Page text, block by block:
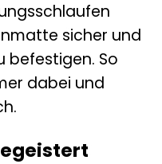
sicher und
befestigen. So
dabei und